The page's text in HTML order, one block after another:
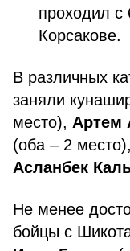
проходил с
Корсакове.
В различных
заняли
место), Артем
(оба – 2 место),
Асланбек
Не менее
бойцы с